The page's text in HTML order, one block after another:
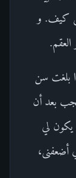
كيف. و
بلغت سن
بعد أن
يكون لي
أضعفنى،